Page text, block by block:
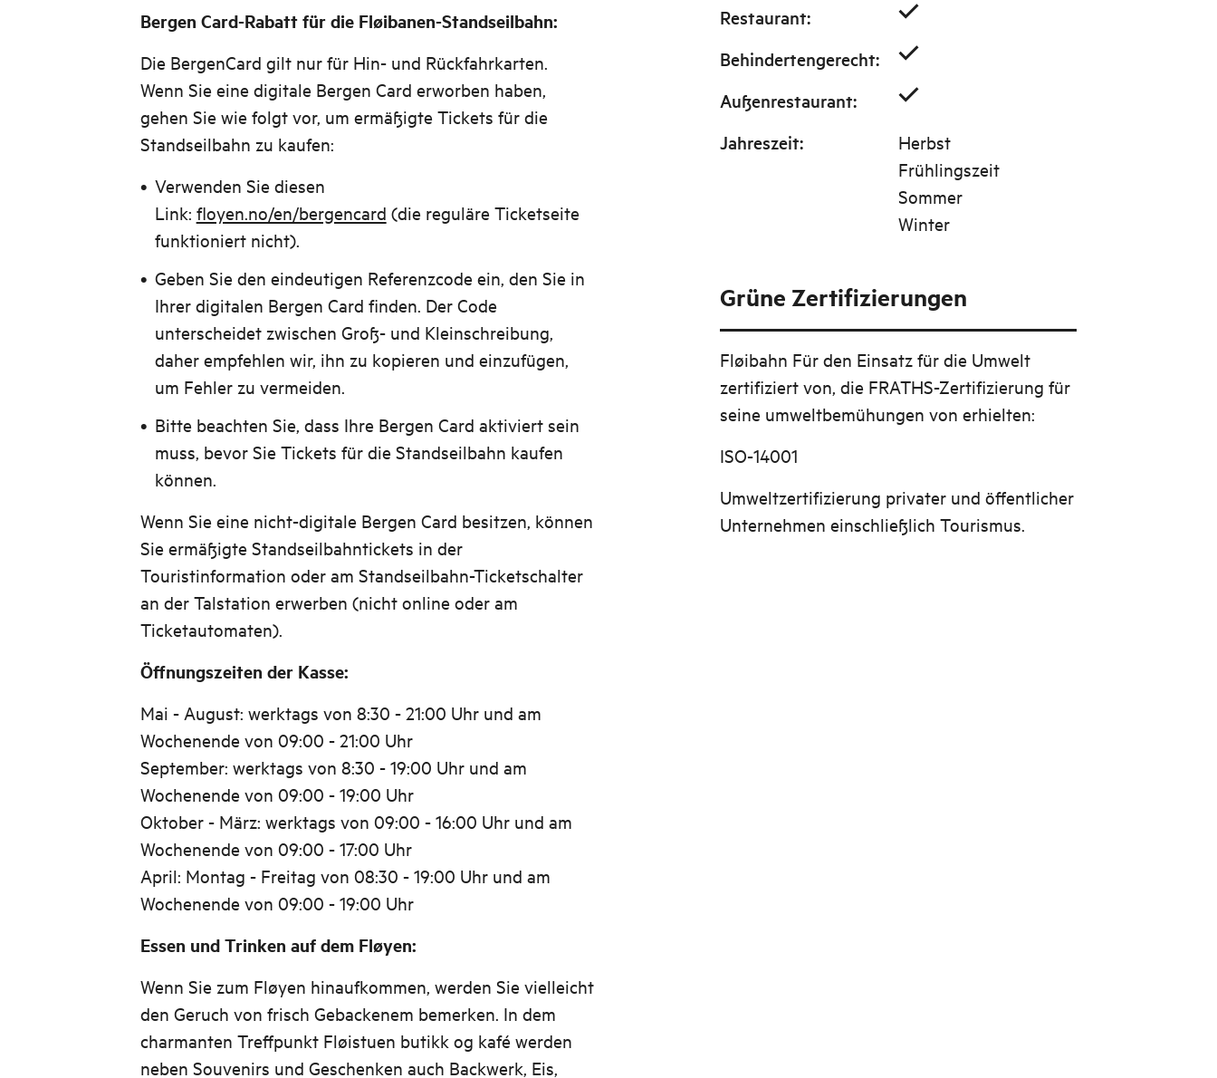
Bergen Card-Rabatt für die Fløibanen-Standseilbahn:
Die BergenCard gilt nur für Hin- und Rückfahrkarten.
Wenn Sie eine digitale Bergen Card erworben haben,
gehen Sie wie folgt vor, um ermäßigte Tickets für die
Standseilbahn zu kaufen:
Verwenden Sie diesen
Link: floyen.no/en/bergencard (die reguläre Ticketseite
funktioniert nicht).
Geben Sie den eindeutigen Referenzcode ein, den Sie in
Ihrer digitalen Bergen Card finden. Der Code
unterscheidet zwischen Groß- und Kleinschreibung,
daher empfehlen wir, ihn zu kopieren und einzufügen,
um Fehler zu vermeiden.
Bitte beachten Sie, dass Ihre Bergen Card aktiviert sein
muss, bevor Sie Tickets für die Standseilbahn kaufen
können.
Wenn Sie eine nicht-digitale Bergen Card besitzen, können
Sie ermäßigte Standseilbahntickets in der
Touristinformation oder am Standseilbahn-Ticketschalter
an der Talstation erwerben (nicht online oder am
Ticketautomaten).
Öffnungszeiten der Kasse:
Mai - August: werktags von 8:30 - 21:00 Uhr und am
Wochenende von 09:00 - 21:00 Uhr
September: werktags von 8:30 - 19:00 Uhr und am
Wochenende von 09:00 - 19:00 Uhr
Oktober - März: werktags von 09:00 - 16:00 Uhr und am
Wochenende von 09:00 - 17:00 Uhr
April: Montag - Freitag von 08:30 - 19:00 Uhr und am
Wochenende von 09:00 - 19:00 Uhr
Essen und Trinken auf dem Fløyen:
Wenn Sie zum Fløyen hinaufkommen, werden Sie vielleicht
den Geruch von frisch Gebackenem bemerken. In dem
charmanten Treffpunkt Fløistuen butikk og kafé werden
neben Souvenirs und Geschenken auch Backwerk, Eis,
Restaurant:
Behindertengerecht:
Außenrestaurant:
Jahreszeit:
Herbst
Frühlingszeit
Sommer
Winter
Grüne Zertifizierungen
Fløibahn Für den Einsatz für die Umwelt
zertifiziert von, die FRATHS-Zertifizierung für
seine umweltbemühungen von erhielten:
ISO-14001
Umweltzertifizierung privater und öffentlicher
Unternehmen einschließlich Tourismus.